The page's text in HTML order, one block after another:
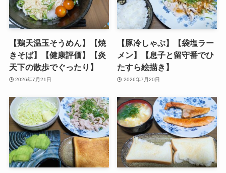
【鶏天温玉そうめん】【焼
きそば】【健康評価】【炎
天下の散歩でぐったり】
2026年7月21日
【豚冷しゃぶ】【袋塩ラー
メン】【息子と留守番でひ
たすら絵描き】
2026年7月20日